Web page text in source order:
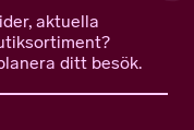
aktuella
ditt besök.